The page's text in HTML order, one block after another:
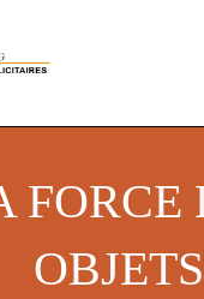
FORCE
OBJETS